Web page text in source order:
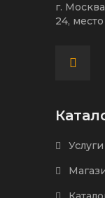
г.
24,
Услуги